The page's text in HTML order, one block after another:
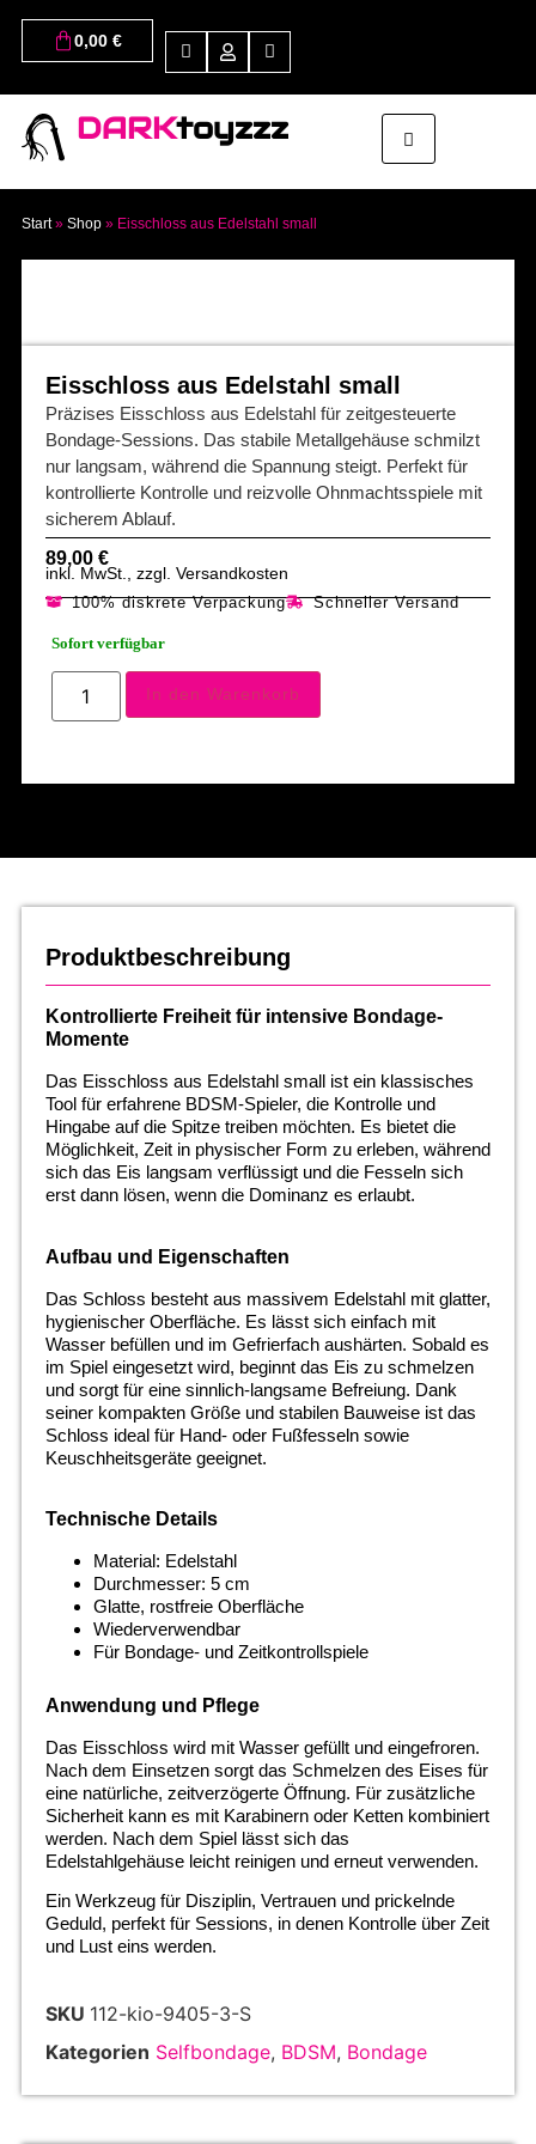
0,00 €
DARKtoyzzz
Start» Shop» Eisschloss aus Edelstahl small
Eisschloss aus Edelstahl small
Präzises Eisschloss aus Edelstahl für zeitgesteuerte
Bondage-Sessions. Das stabile Metallgehäuse schmilzt
nur langsam, während die Spannung steigt. Perfekt für
kontrollierte Kontrolle und reizvolle Ohnmachtsspiele mit
sicherem Ablauf.
89,00 €
inkl. MwSt., zzgl. Versandkosten
100% diskrete Verpackung Schneller Versand
Sofort verfügbar
In den Warenkorb
Produktbeschreibung
Kontrollierte Freiheit für intensive Bondage-
Momente
Das Eisschloss aus Edelstahl small ist ein klassisches
Tool für erfahrene BDSM-Spieler, die Kontrolle und
Hingabe auf die Spitze treiben möchten. Es bietet die
Möglichkeit, Zeit in physischer Form zu erleben, während
sich das Eis langsam verflüssigt und die Fesseln sich
erst dann lösen, wenn die Dominanz es erlaubt.
Aufbau und Eigenschaften
Das Schloss besteht aus massivem Edelstahl mit glatter,
hygienischer Oberfläche. Es lässt sich einfach mit
Wasser befüllen und im Gefrierfach aushärten. Sobald es
im Spiel eingesetzt wird, beginnt das Eis zu schmelzen
und sorgt für eine sinnlich-langsame Befreiung. Dank
seiner kompakten Größe und stabilen Bauweise ist das
Schloss ideal für Hand- oder Fußfesseln sowie
Keuschheitsgeräte geeignet.
Technische Details
Material: Edelstahl
Durchmesser: 5 cm
Glatte, rostfreie Oberfläche
Wiederverwendbar
Für Bondage- und Zeitkontrollspiele
Anwendung und Pflege
Das Eisschloss wird mit Wasser gefüllt und eingefroren.
Nach dem Einsetzen sorgt das Schmelzen des Eises für
eine natürliche, zeitverzögerte Öffnung. Für zusätzliche
Sicherheit kann es mit Karabinern oder Ketten kombiniert
werden. Nach dem Spiel lässt sich das
Edelstahlgehäuse leicht reinigen und erneut verwenden.
Ein Werkzeug für Disziplin, Vertrauen und prickelnde
Geduld, perfekt für Sessions, in denen Kontrolle über Zeit
und Lust eins werden.
SKU 112-kio-9405-3-S
Kategorien Selfbondage, BDSM, Bondage